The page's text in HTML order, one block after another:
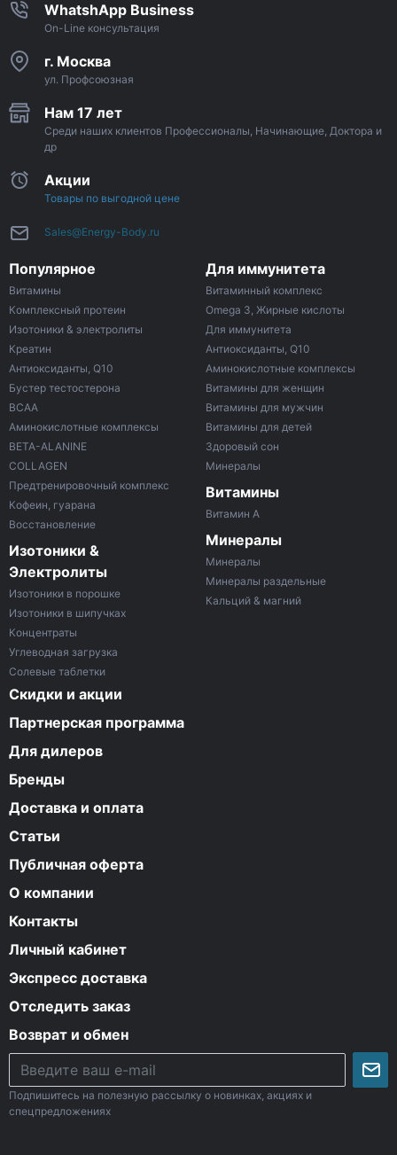
WhatshApp Business
On-Line консультация
г. Москва
ул. Профсоюзная
Нам 17 лет
Среди наших клиентов Профессионалы, Начинающие, Доктора и
др
Акции
Товары по выгодной цене
Sales@Energy-Body.ru
Популярное
Витамины
Комплексный протеин
Изотоники & электролиты
Креатин
Антиоксиданты, Q10
Бустер тестостерона
ВСАА
Аминокислотные комплексы
BETA-ALANINE
COLLAGEN
Предтренировочный комплекс
Кофеин, гуарана
Восстановление
Изотоники &
Электролиты
Изотоники в порошке
Изотоники в шипучках
Концентраты
Углеводная загрузка
Солевые таблетки
Для иммунитета
Витаминный комплекс
Omega 3, Жирные кислоты
Для иммунитета
Антиоксиданты, Q10
Аминокислотные комплексы
Витамины для женщин
Витамины для мужчин
Витамины для детей
Здоровый сон
Минералы
Витамины
Витамин A
Минералы
Минералы
Минералы раздельные
Кальций & магний
Скидки и акции
Партнерская программа
Для дилеров
Бренды
Доставка и оплата
Статьи
Публичная оферта
О компании
Контакты
Личный кабинет
Экспресс доставка
Отследить заказ
Возврат и обмен
Подпишитесь на полезную рассылку о новинках, акциях и
спецпредложениях